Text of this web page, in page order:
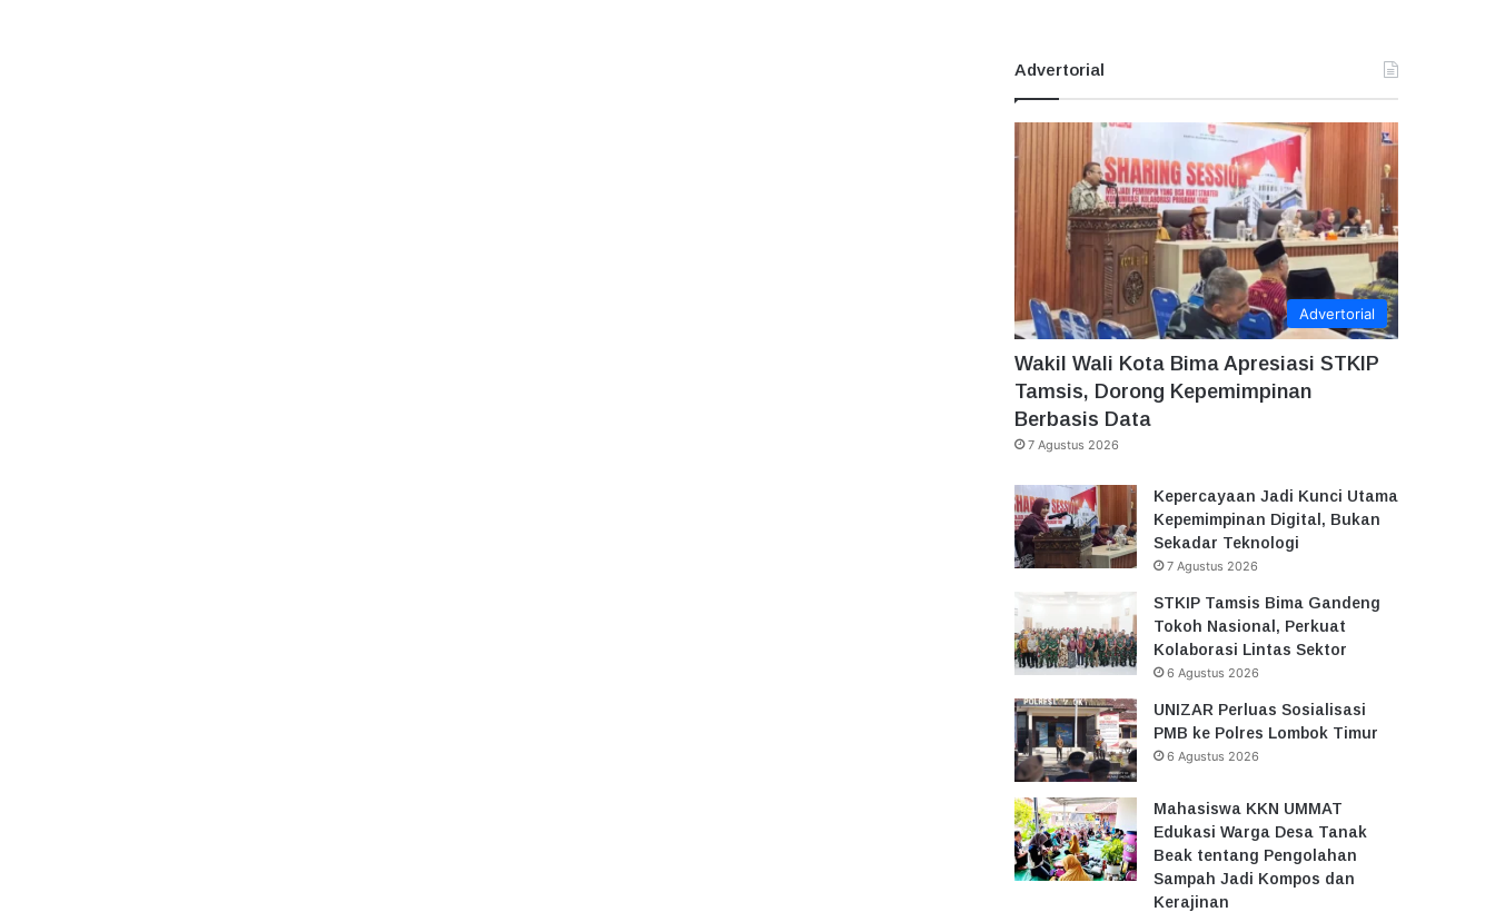
Advertorial
Advertorial
Wakil Wali Kota Bima Apresiasi STKIP
Tamsis, Dorong Kepemimpinan
Berbasis Data
7 Agustus 2026
Kepercayaan Jadi Kunci Utama
Kepemimpinan Digital, Bukan
Sekadar Teknologi
7 Agustus 2026
STKIP Tamsis Bima Gandeng
Tokoh Nasional, Perkuat
Kolaborasi Lintas Sektor
6 Agustus 2026
UNIZAR Perluas Sosialisasi
PMB ke Polres Lombok Timur
6 Agustus 2026
Mahasiswa KKN UMMAT
Edukasi Warga Desa Tanak
Beak tentang Pengolahan
Sampah Jadi Kompos dan
Kerajinan